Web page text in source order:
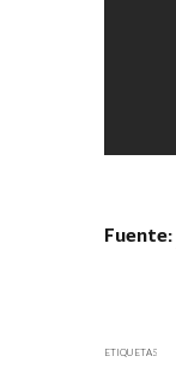
Fuente:
ETIQUETAS